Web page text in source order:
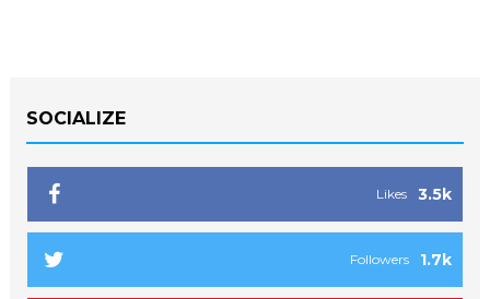
SOCIALIZE
3.5k
Likes
1.7k
Followers